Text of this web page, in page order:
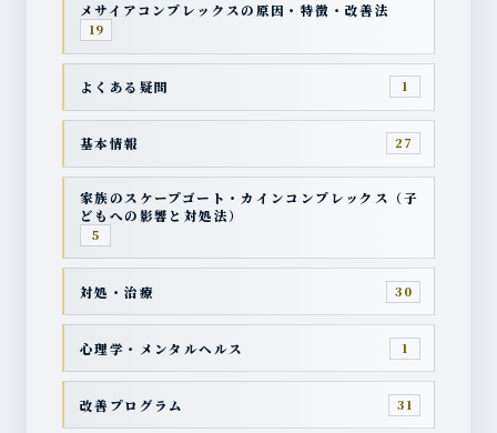
メサイアコンプレックスの原因・特徴・改善法
19
よくある疑問 1
基本情報 27
家族のスケープゴート・カインコンプレックス（子
どもへの影響と対処法）
5
対処・治療 30
心理学・メンタルヘルス 1
改善プログラム 31